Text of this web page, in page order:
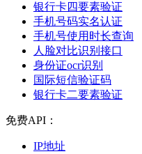
银行卡四要素验证
手机号码实名认证
手机号使用时长查询
人脸对比识别接口
身份证ocr识别
国际短信验证码
银行卡二要素验证
免费API：
IP地址